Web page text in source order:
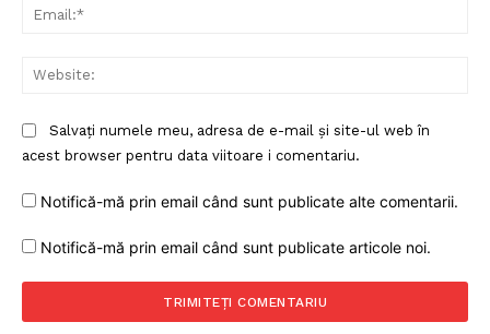
Un proiect
FREEDOM HOUSE ROMÂNIA
PRESShub
Salvați numele meu, adresa de e-mail și site-ul web în
acest browser pentru data viitoare i comentariu.
Notifică-mă prin email când sunt publicate alte comentarii.
Notifică-mă prin email când sunt publicate articole noi.